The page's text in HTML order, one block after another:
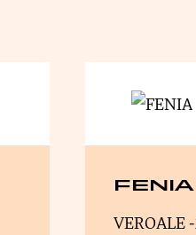
VEROALE -20% Fenia